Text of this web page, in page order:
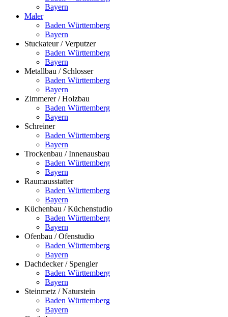
Bayern
Maler
Baden Württemberg
Bayern
Stuckateur / Verputzer
Baden Württemberg
Bayern
Metallbau / Schlosser
Baden Württemberg
Bayern
Zimmerer / Holzbau
Baden Württemberg
Bayern
Schreiner
Baden Württemberg
Bayern
Trockenbau / Innenausbau
Baden Württemberg
Bayern
Raumausstatter
Baden Württemberg
Bayern
Küchenbau / Küchenstudio
Baden Württemberg
Bayern
Ofenbau / Ofenstudio
Baden Württemberg
Bayern
Dachdecker / Spengler
Baden Württemberg
Bayern
Steinmetz / Naturstein
Baden Württemberg
Bayern